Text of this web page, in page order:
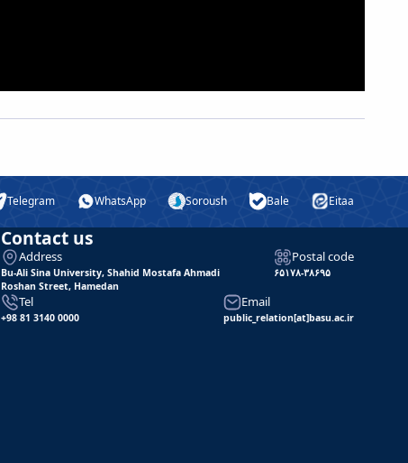
Telegram WhatsApp Soroush Bale Eitaa
Contact us
Address
Bu-Ali Sina University, Shahid Mostafa Ahmadi
Roshan Street, Hamedan
Postal code
۶۵۱۷۸-۳۸۶۹۵
Tel
+98 81 3140 0000
Email
public_relation[at]basu.ac.ir